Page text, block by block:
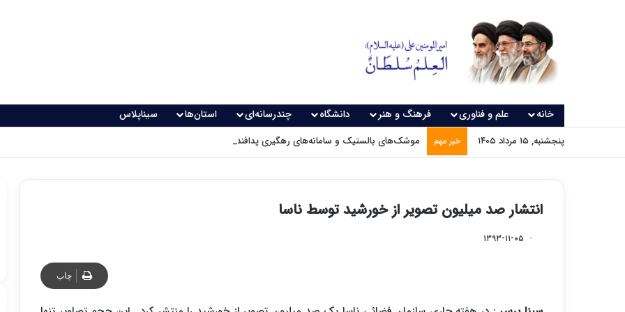
خانه علم و فناوری فرهنگ و هنر دانشگاه چندرسانه‌ای استان‌ها سیناپلاس
پنجشنبه, ۱۵ مرداد ۱۴۰۵ خبر مهم موشک‌های بالستیک و سامانه‌های رهگیری پدافندی چگونه کار می کنند؟
انتشار صد میلیون تصویر از خورشید توسط ناسا
۱۳۹۳-۱۱-۰۵
چاپ